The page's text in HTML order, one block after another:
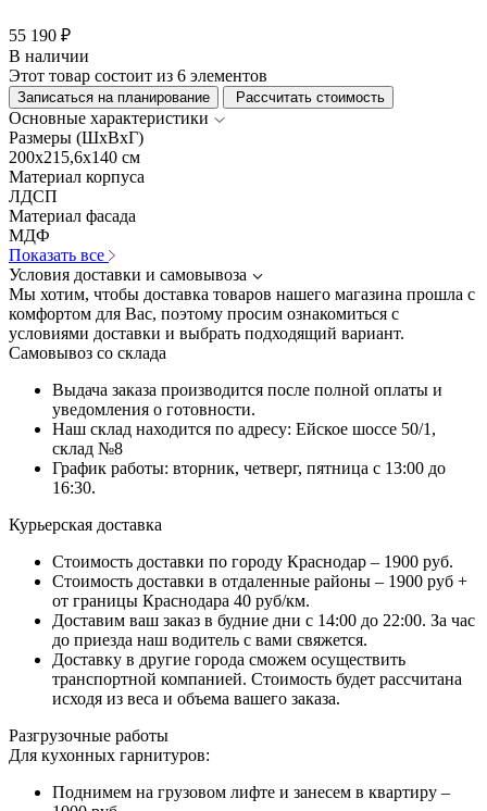
55 190 ₽
В наличии
Этот товар состоит из 6 элементов
Записаться на планирование Рассчитать стоимость
Основные характеристики
Размеры (ШхВхГ)
200x215,6x140 см
Материал корпуса
ЛДСП
Материал фасада
МДФ
Показать все
Условия доставки и самовывоза
Мы хотим, чтобы доставка товаров нашего магазина прошла с
комфортом для Вас, поэтому просим ознакомиться с
условиями доставки и выбрать подходящий вариант.
Самовывоз со склада
Выдача заказа производится после полной оплаты и
уведомления о готовности.
Наш склад находится по адресу: Ейское шоссе 50/1,
склад №8
График работы: вторник, четверг, пятница с 13:00 до
16:30.
Курьерская доставка
Стоимость доставки по городу Краснодар – 1900 руб.
Стоимость доставки в отдаленные районы – 1900 руб +
от границы Краснодара 40 руб/км.
Доставим ваш заказ в будние дни с 14:00 до 22:00. За час
до приезда наш водитель с вами свяжется.
Доставку в другие города сможем осуществить
транспортной компанией. Стоимость будет рассчитана
исходя из веса и объема вашего заказа.
Разгрузочные работы
Для кухонных гарнитуров:
Поднимем на грузовом лифте и занесем в квартиру –